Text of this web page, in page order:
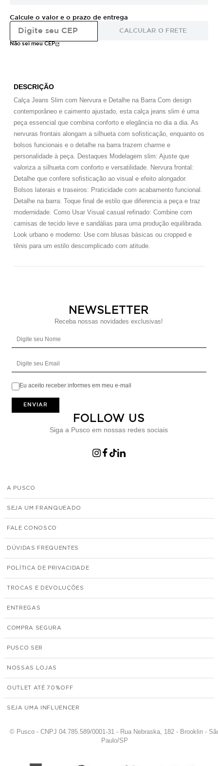
Calcule o valor e o prazo de entrega
CALCULAR O FRETE
Não sei meu CEP
DESCRIÇÃO
Calça Jeans Slim com Nervura e Detalhe na Barra Com design
contemporâneo e caimento ajustado, esta calça jeans slim é uma
peça essencial que combina conforto e elegância no dia a dia. As
nervuras frontais alongam a silhueta com sofisticação, enquanto os
bolsos funcionais e o detalhe na barra trazem charme e
personalidade à peça. Destaques Modelagem slim: Ajuste que
valoriza a silhueta com conforto e versatilidade. Nervura frontal:
Detalhe que confere sofisticação ao visual e efeito alongador.
Bolsos laterais e traseiros: Praticidade com acabamento funcional.
Detalhe na barra: Toque final de estilo que diferencia a peça e traz
modernidade. Como Usar Visual casual refinado: Combine com
camisas de tecido leve e sandálias para uma produção equilibrada.
Look urbano e moderno: Use com blusas básicas ou cropped e
tênis para um estilo descomplicado com atitude.
NEWSLETTER
Receba nossas novidades exclusivas!
Eu aceito receber informes em meu e-mail
ENVIAR
FOLLOW US
Siga a Pusco em nossas redes sociais
A PUSCO
SEJA UM FRANQUEADO
FALE CONOSCO
DÚVIDAS FREQUENTES
POLÍTICA DE PRIVACIDADE
TROCAS E DEVOLUÇÕES
ENTREGAS
COMPRA SEGURA
PUSCO SER
NOSSAS LOJAS
OUTLET ATÉ 70%
SEJA UMA INFLUENCER
© Pusco - CNPJ 04.785.589/0001-31 - Rua Nebraska, 182 - Brooklin -
Paulo/SP